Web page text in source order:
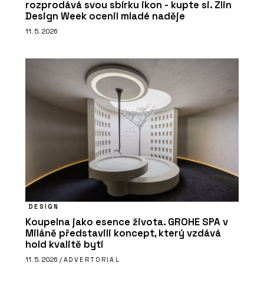
rozprodává svou sbírku ikon - kupte si. Zlin
Design Week ocenil mladé naděje
11. 5. 2026
DESIGN
Koupelna jako esence života. GROHE SPA v
Miláně představili koncept, který vzdává
hold kvalitě bytí
11. 5. 2026 / ADVERTORIAL